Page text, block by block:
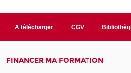
A télécharger CGV
FINANCER MA FORMATION